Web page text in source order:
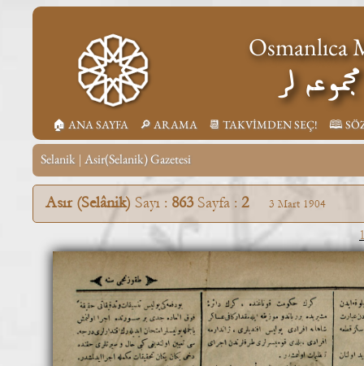
Osmanlıca
لر
🏠︎ ANA SAYFA 🔎︎ ARAMA 📆︎ TAKVİMDEN SEÇ! 🕮
Selanik | Asir(Selanik) Gazetesi
Asır (Selânik) Sayı : 863Sayfa : 2 3 Mart 1904